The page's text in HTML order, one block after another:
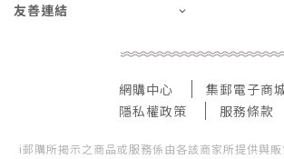
友善連結
網購中心
集郵電子商
隱私權政策
服務條款
i郵購所揭示之商品或服務係由各該商家所提供與